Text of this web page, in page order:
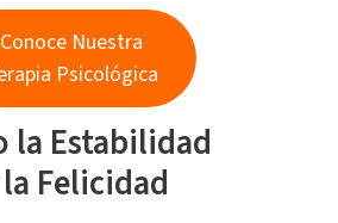
Conoce Nuestra
Psicológica
la Estabilidad
Felicidad